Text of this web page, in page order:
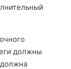
должны